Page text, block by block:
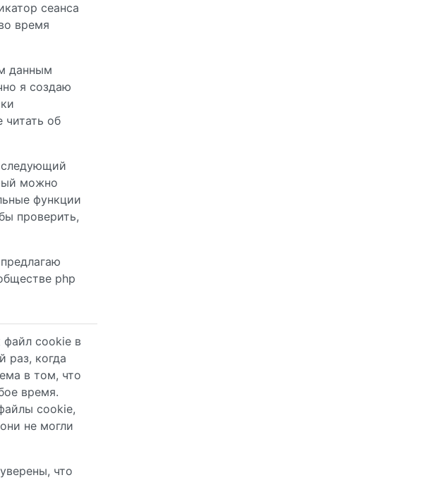
сеанса
время
данным
я создаю
об
следующий
можно
функции
проверить,
php
файл cookie в
раз, когда
в том, что
время.
cookie,
не могли
что